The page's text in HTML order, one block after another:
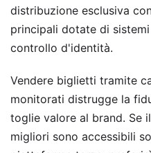
distribuzione esclusiva
principali dotate di
controllo d'identità.
Vendere biglietti tramite
monitorati distrugge la
toglie valore al brand. Se
migliori sono accessibili